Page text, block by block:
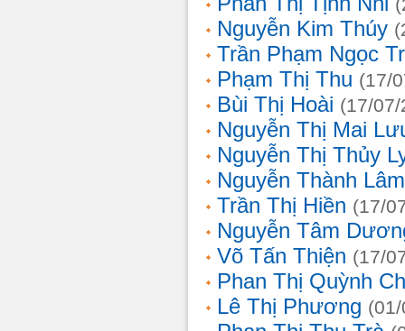
Nguyễn Kim Thúy
Trần Phạm Ngọc
Phạm Thị Thu (17/
Bùi Thị Hoài (17/
Nguyễn Thị Mai
Nguyễn Thị Thủy
Nguyễn Thành Lâm
Trần Thị Hiền (17/
Nguyễn Tâm
Võ Tấn Thiện (17/
Phan Thị Quỳnh
Lê Thị Phương